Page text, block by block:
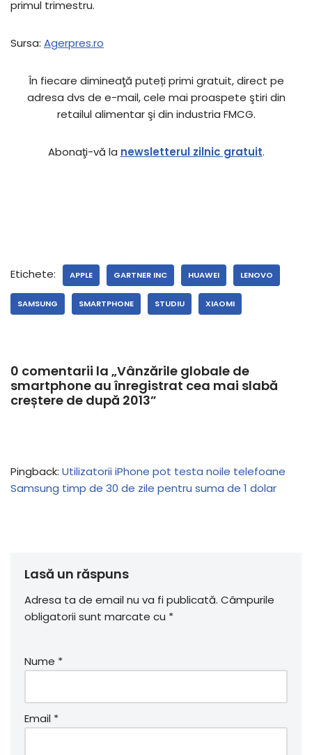
primul trimestru.
Sursa: Agerpres.ro
În fiecare dimineaţă puteți primi gratuit, direct pe
adresa dvs de e-mail, cele mai proaspete ştiri din
retailul alimentar şi din industria FMCG.
Abonaţi-vă la newsletterul zilnic gratuit.
Etichete: APPLE GARTNER INC HUAWEI LENOVO
SAMSUNG SMARTPHONE STUDIU XIAOMI
0 comentarii la „Vânzările globale de
smartphone au înregistrat cea mai slabă
creștere de după 2013”
Pingback: Utilizatorii iPhone pot testa noile telefoane
Samsung timp de 30 de zile pentru suma de 1 dolar
Lasă un răspuns
Adresa ta de email nu va fi publicată. Câmpurile
obligatorii sunt marcate cu *
Nume *
Email *